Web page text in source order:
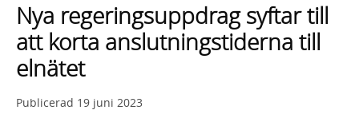
lista
med
sökförslag
Nya regeringsuppdrag syftar till
att korta anslutningstiderna till
elnätet
Publicerad 19 juni 2023